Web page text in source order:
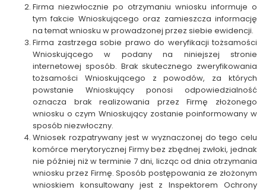
Firma niezwłocznie po otrzymaniu wniosku informuje o
tym fakcie Wnioskującego oraz zamieszcza informację
na temat wniosku w prowadzonej przez siebie ewidencji.
Firma zastrzega sobie prawo do weryfikacji tożsamości
Wnioskującegow podany na niniejszej stronie
internetowej sposób. Brak skutecznego zweryfikowania
tożsamości Wnioskującego z powodów, za których
powstanie Wnioskujący ponosi odpowiedzialność
oznacza brak realizowania przez Firmę złożonego
wniosku o czym Wnioskujący zostanie poinformowany w
sposób niezwłoczny.
Wniosek rozpatrywany jest w wyznaczonej do tego celu
komórce merytorycznej Firmy bez zbędnej zwłoki, jednak
nie później niż w terminie 7 dni, licząc od dnia otrzymania
wniosku przez Firmę. Sposób postępowania ze złożonym
wnioskiem konsultowany jest z Inspektorem Ochrony